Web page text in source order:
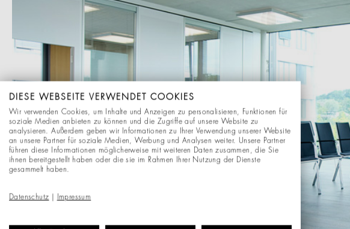
DIESE WEBSEITE VERWENDET COOKIES
Wir verwenden Cookies, um Inhalte und Anzeigen zu personalisieren, Funktionen für
soziale Medien anbieten zu können und die Zugriffe auf unsere Website zu
analysieren. Außerdem geben wir Informationen zu Ihrer Verwendung unserer Website
an unsere Partner für soziale Medien, Werbung und Analysen weiter. Unsere Partner
führen diese Informationen möglicherweise mit weiteren Daten zusammen, die Sie
ihnen bereitgestellt haben oder die sie im Rahmen Ihrer Nutzung der Dienste
gesammelt haben.
Datenschutz Impressum